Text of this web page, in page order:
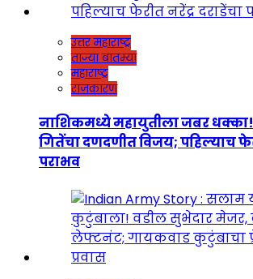
उत्तर महाराष्ट्र
ताज्या बातम्या
महाराष्ट्र
राजकारण
नाशिकमध्ये महायुतीला जबर
गितेंचा दणदणीत विजय; पहिल्याच
पराभव